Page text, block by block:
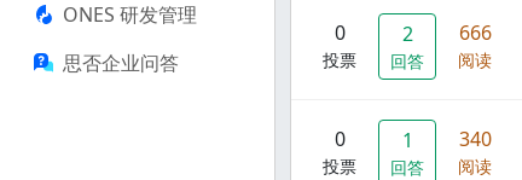
ONES 研发管理
思否企业问答
0
投票
2
回答
666
阅读
0
投票
1
回答
340
阅读